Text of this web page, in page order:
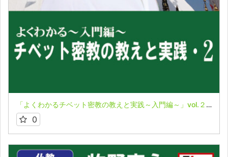
「よくわかるチベット密教の教えと実践～入門編～」vol.２★牧野宗永
0